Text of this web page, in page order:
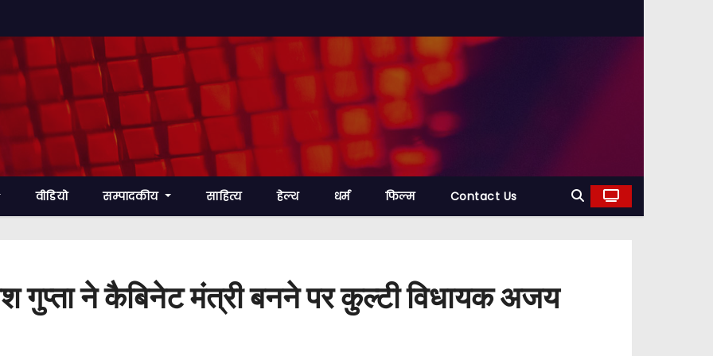
वीडियो सम्पादकीय साहित्य हेल्थ धर्म फिल्म Contact Us
गुप्ता ने कैबिनेट मंत्री बनने पर कुल्टी विधायक अजय